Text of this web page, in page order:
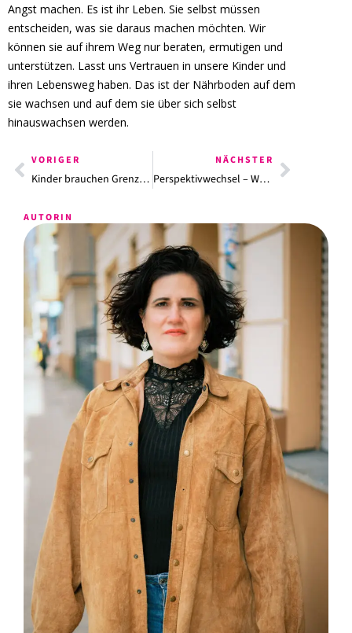
Angst machen. Es ist ihr Leben. Sie selbst müssen
entscheiden, was sie daraus machen möchten. Wir
können sie auf ihrem Weg nur beraten, ermutigen und
unterstützen. Lasst uns Vertrauen in unsere Kinder und
ihren Lebensweg haben. Das ist der Nährboden auf dem
sie wachsen und auf dem sie über sich selbst
hinauswachsen werden.
VORIGER
Kinder brauchen Grenzen?
NÄCHSTER
Perspektivwechsel – Warum mein Kind nach der Kita nicht kooperieren kann
AUTORIN